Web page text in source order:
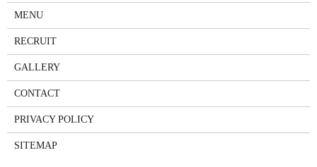
MENU
RECRUIT
GALLERY
CONTACT
PRIVACY POLICY
SITEMAP